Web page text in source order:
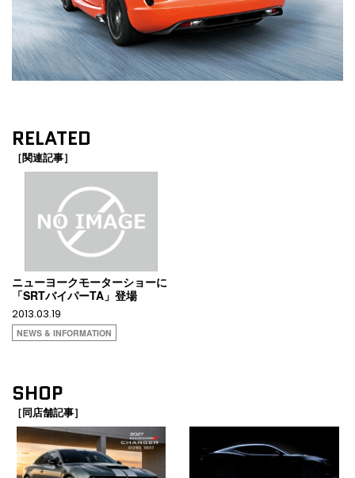
RELATED
［関連記事］
ニューヨークモーターショーに
「SRTバイパーTA」登場
2013.03.19
NEWS & INFORMATION
SHOP
［同店舗記事］